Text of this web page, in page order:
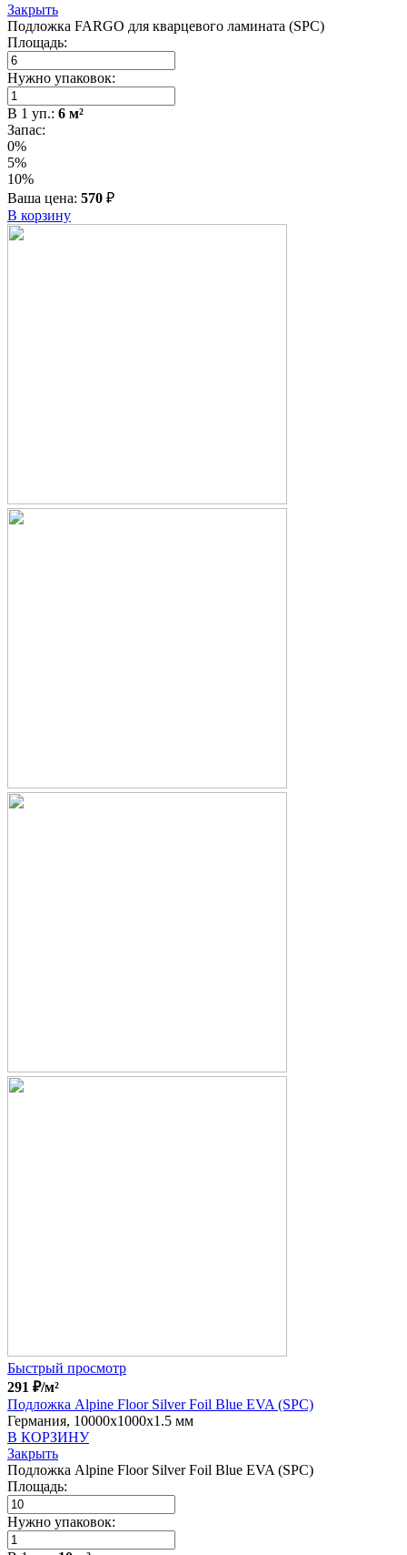
Закрыть
Подложка FARGO для кварцевого ламината (SPC)
Площадь:
Нужно упаковок:
В 1 уп.: 6 м²
Запас:
0%
5%
10%
Ваша цена: 570 ₽
В корзину
Быстрый просмотр
291 ₽/м²
Подложка Alpine Floor Silver Foil Blue EVA (SPC)
Германия, 10000x1000x1.5 мм
В КОРЗИНУ
Закрыть
Подложка Alpine Floor Silver Foil Blue EVA (SPC)
Площадь:
Нужно упаковок: